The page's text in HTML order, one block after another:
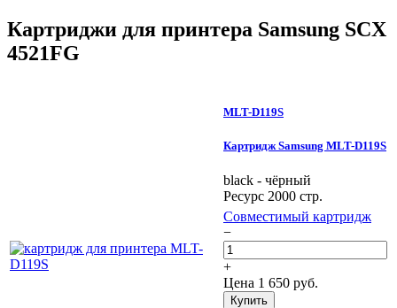
Картриджи для принтера Samsung SCX
4521FG
MLT-D119S
Картридж Samsung MLT-D119S
black - чёрный
Ресурс 2000 стр.
Совместимый картридж
−
+
Цена 1 650 руб.
Купить